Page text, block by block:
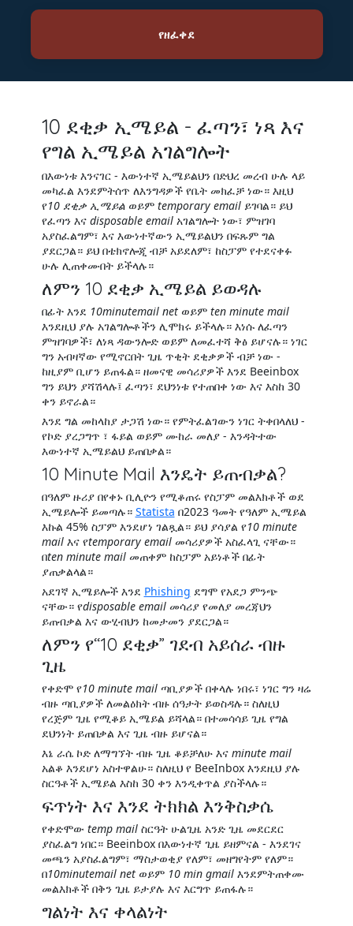
10 ደቂቃ ኢሜይል - ፈጣን፣ ነጻ እና
የግል ኢሜይል አገልግሎት
በእውነቱ እንናገር - እውነተኛ ኢሜይልህን በድህረ መረብ ሁሉ ላይ
መካፈል እንደምትሰጥ ለእንግዳዎች የቤት መክፈቻ ነው። እዚህ
የ10 ደቂቃ ኢሜይልወይም temporary emailይገባል። ይህ
የፈጣን እና disposable emailአገልግሎት ነው፣ ምዝገባ
አያስፈልግም፣ እና እውነተኛውን ኢሜይልህን በፍጹም ግል
ያደርጋል። ይህ በቴክኖሎጂ ብቻ አይደለም፣ ከስፓም የተደናቀፉ
ሁሉ ሊጠቀሙበት ይችላሉ።
ለምን 10 ደቂቃ ኢሜይል ይወዳሉ
በፊት እንደ 10minutemail netወይም ten minute mail
እንደዚህ ያሉ አገልግሎቶችን ሊሞክሩ ይችላሉ። እነሱ ለፈጣን
ምዝገባዎች፣ ለነጻ ዳውንሎድ ወይም ለመፈተሻ ቅፅ ይሆናሉ። ነገር
ግን አብዛኛው የሚኖርበት ጊዜ ጥቂት ደቂቃዎች ብቻ ነው -
ከዚያም ቢሆን ይጠፋል። ዘመናዊ መሳሪያዎች እንደ Beeinbox
ግን ይህን ያሻሽላሉ፤ ፈጣን፣ ደህንነቱ የተጠበቀ ነው እና እስከ 30
ቀን ይኖራል።
እንደ ግል መከላከያ ታጋሽ ነው። የምትፈልገውን ነገር ትቀበላለህ -
የኮድ ያረጋግጥ ፣ ፋይል ወይም ሙከራ መለያ - እንዳትተው
እውነተኛ ኢሜይልህ ይጠበቃል።
10 Minute Mail እንዴት ይጠብቃል?
በዓለም ዙሪያ በየቀኑ ቢሊዮን የሚቆጠሩ የስፓም መልእክቶች ወደ
ኢሜይሎች ይመጣሉ። Statista በ2023 ዓመት የዓለም ኢሜይል
እኩል 45% ስፓም እንደሆነ ገልጿል። ይህ ያሳያል የ10 minute
mailእና የtemporary emailመሳሪያዎች አስፈላጊ ናቸው።
በten minute mailመጠቀም ከስፓም አይነቶች በፊት
ያጠቃልላል።
አደገኛ ኢሜይሎች እንደ Phishing ደግሞ የአደጋ ምንጭ
ናቸው። የdisposable emailመሳሪያ የመለያ መረጃህን
ይጠብቃል እና ውሂብህን ከመታመን ያደርጋል።
ለምን የ“10 ደቂቃ” ገደብ አይሰራ ብዙ
ጊዜ
የቀድሞ የ10 minute mailጣቢያዎች በቀላሉ ነበሩ፣ ነገር ግን ዛሬ
ብዙ ጣቢያዎች ለመልዕክት ብዙ ሰዓታት ይወስዳሉ። ስለዚህ
የረጅም ጊዜ የሚቆይ ኢሜይል ይሻላል። በተመሳሳይ ጊዜ የግል
ደህንነት ይጠበቃል እና ጊዜ ብዙ ይሆናል።
እኔ ራሴ ኮድ ለማግኘት ብዙ ጊዜ ቆይቻለሁ እና minute mail
አልቆ እንደሆነ አስተዋልሁ። ስለዚህ የ BeeInbox እንደዚህ ያሉ
ስርዓቶች ኢሜይል እስከ 30 ቀን እንዲቀጥል ያስችላሉ።
ፍጥነት እና እንደ ትክክል እንቅስቃሴ
የቀድሞው temp mailስርዓት ሁልጊዜ አንድ ጊዜ መደርደር
ያስፈልግ ነበር። Beeinbox በእውነተኛ ጊዜ ይዘምናል - እንደገና
መጫን አያስፈልግም፣ ማስታወቂያ የለም፣ መዘግየትም የለም።
በ10minutemail netወይም 10 min gmailእንደምትጠቀሙ
መልእክቶች በቅን ጊዜ ይታያሉ እና እርግጥ ይጠፋሉ።
ግልነት እና ቀላልነት